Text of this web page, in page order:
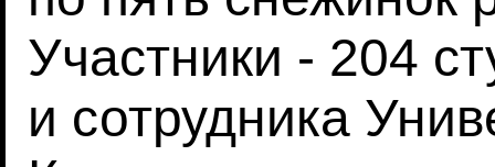
Участники - 204
и сотрудника